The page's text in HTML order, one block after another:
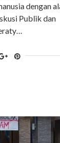
dengan
Publik dan